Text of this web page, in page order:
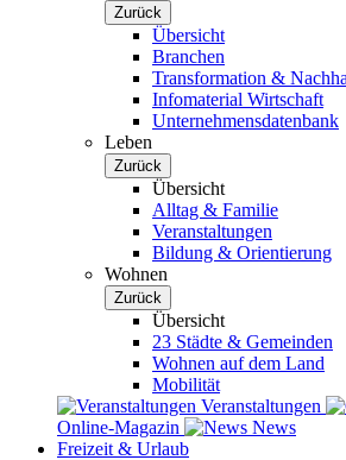
Zurück
Übersicht
Branchen
Transformation &
Infomaterial Wirtschaft
Unternehmensdatenbank
Leben
Zurück
Übersicht
Alltag & Familie
Veranstaltungen
Bildung & Orientierung
Wohnen
Zurück
Übersicht
23 Städte & Gemeinden
Wohnen auf dem Land
Mobilität
Veranstaltungen
Online-Magazin
News
Freizeit & Urlaub